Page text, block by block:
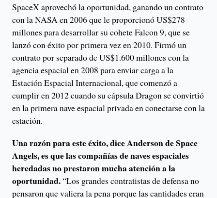
SpaceX aprovechó la oportunidad, ganando un contrato
con la NASA en 2006 que le proporcionó US$278
millones para desarrollar su cohete Falcon 9, que se
lanzó con éxito por primera vez en 2010. Firmó un
contrato por separado de US$1.600 millones con la
agencia espacial en 2008 para enviar carga a la
Estación Espacial Internacional, que comenzó a
cumplir en 2012 cuando su cápsula Dragon se convirtió
en la primera nave espacial privada en conectarse con la
estación.
Una razón para este éxito, dice Anderson de Space
Angels, es que las compañías de naves espaciales
heredadas no prestaron mucha atención a la
oportunidad.“Los grandes contratistas de defensa no
pensaron que valiera la pena porque las cantidades eran